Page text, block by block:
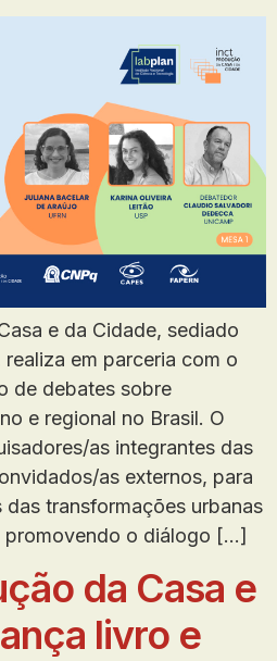
e da Cidade, sediado
em parceria com o
de debates sobre
e regional no Brasil. O
as integrantes das
as externos, para
transformações urbanas
promovendo o diálogo […]
da Casa e
livro e